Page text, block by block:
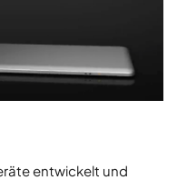
entwickelt und